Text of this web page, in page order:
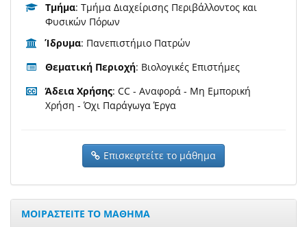
Τμήμα: Τμήμα Διαχείρισης Περιβάλλοντος και
Φυσικών Πόρων
Ίδρυμα: Πανεπιστήμιο Πατρών
Θεματική Περιοχή: Βιολογικές Επιστήμες
Άδεια Χρήσης: CC - Αναφορά - Μη Εμπορική
Χρήση - Όχι Παράγωγα Έργα
Επισκεφτείτε το μάθημα
ΜΟΙΡΑΣΤΕΙΤΕ ΤΟ ΜΑΘΗΜΑ